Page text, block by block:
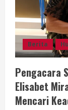
Berita
Pengacara
Elisabet
Mencari